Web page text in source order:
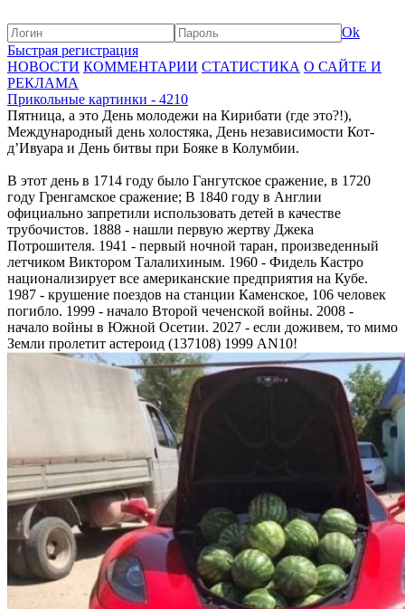
Ok
Быстрая регистрация
НОВОСТИ КОММЕНТАРИИ СТАТИСТИКА О САЙТЕ И
РЕКЛАМА
Прикольные картинки - 4210
Пятница, а это День молодежи на Кирибати (где это?!),
Международный день холостяка, День независимости Кот-
д’Ивуара и День битвы при Бояке в Колумбии.
В этот день в 1714 году было Гангутское сражение, в 1720
году Гренгамское сражение; В 1840 году в Англии
официально запретили использовать детей в качестве
трубочистов. 1888 - нашли первую жертву Джека
Потрошителя. 1941 - первый ночной таран, произведенный
летчиком Виктором Талалихиным. 1960 - Фидель Кастро
национализирует все американские предприятия на Кубе.
1987 - крушение поездов на станции Каменское, 106 человек
погибло. 1999 - начало Второй чеченской войны. 2008 -
начало войны в Южной Осетии. 2027 - если доживем, то мимо
Земли пролетит астероид (137108) 1999 AN10!